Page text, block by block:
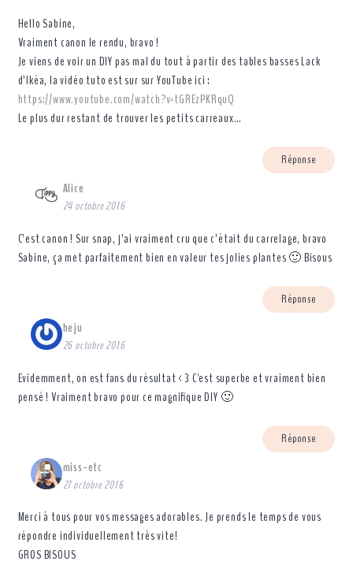
Hello Sabine,
Vraiment canon le rendu, bravo !
Je viens de voir un DIY pas mal du tout à partir des tables basses Lack
d’Ikéa, la vidéo tuto est sur sur YouTube ici :
https://www.youtube.com/watch?v=tGREzPKRquQ
Le plus dur restant de trouver les petits carreaux…
Réponse
Alice
24 octobre 2016
C’est canon ! Sur snap, j’ai vraiment cru que c’était du carrelage, bravo
Sabine, ça met parfaitement bien en valeur tes jolies plantes 🙂 Bisous
Réponse
heju
26 octobre 2016
Evidemment, on est fans du résultat <3 C'est superbe et vraiment bien
pensé ! Vraiment bravo pour ce magnifique DIY 🙂
Réponse
miss-etc
27 octobre 2016
Merci à tous pour vos messages adorables. Je prends le temps de vous
répondre individuellement très vite!
GROS BISOUS